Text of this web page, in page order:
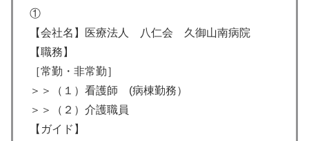
①
【会社名】医療法人 八仁会 久御山南病院
【職務】
［常勤・非常勤］
＞＞（１）看護師 (病棟勤務）
＞＞（２）介護職員
【ガイド】